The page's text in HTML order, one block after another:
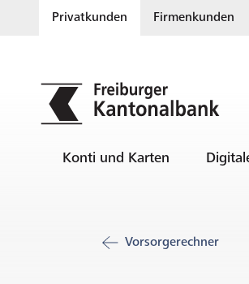
Privatkunden Firmenkunden
Konti und Karten
Vorsorgerechner